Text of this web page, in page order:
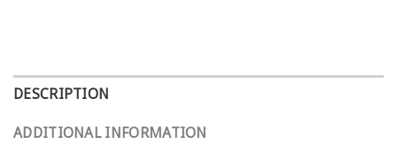
DESCRIPTION
ADDITIONAL INFORMATION